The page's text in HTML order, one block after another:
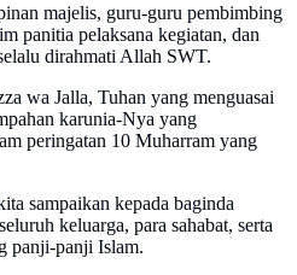
majelis, guru-guru pembimbing
panitia pelaksana kegiatan, dan
dirahmati Allah SWT.
wa Jalla, Tuhan yang menguasai
karunia-Nya yang
peringatan 10 Muharram yang
sampaikan kepada baginda
keluarga, para sahabat, serta
panji-panji Islam.